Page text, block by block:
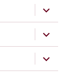
підменю
підменю
підменю